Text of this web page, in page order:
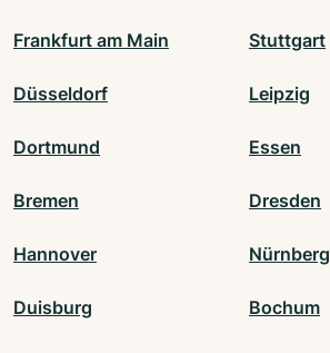
Frankfurt am Main Stuttgart
Düsseldorf Leipzig
Dortmund Essen
Bremen Dresden
Hannover Nürnberg
Duisburg Bochum